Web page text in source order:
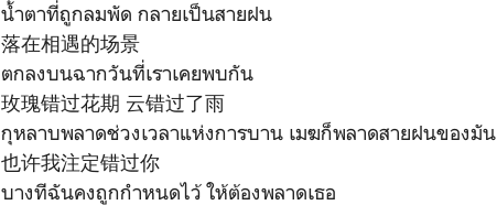
น้ำตาที่ถูกลมพัด กลายเป็นสายฝน
落在相遇的场景
ตกลงบนฉากวันที่เราเคยพบกัน
玫瑰错过花期 云错过了雨
กุหลาบพลาดช่วงเวลาแห่งการบาน เมฆก็พลาดสายฝนของมัน
也许我注定错过你
บางทีฉันคงถูกกำหนดไว้ ให้ต้องพลาดเธอ